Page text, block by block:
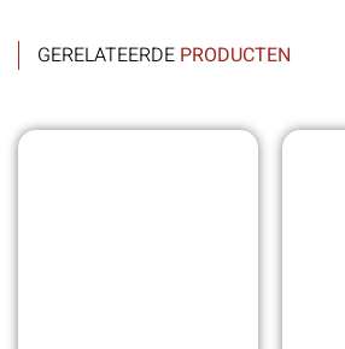
GERELATEERDE PRODUCTEN